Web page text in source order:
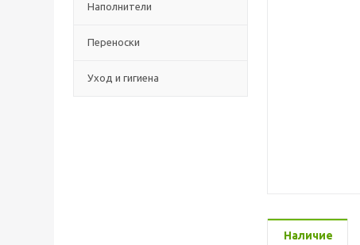
Наполнители
Переноски
Уход и гигиена
Наличие